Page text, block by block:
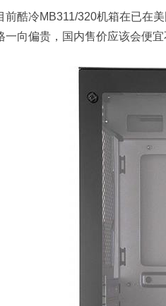
前酷冷MB311/320机箱在已在
一向偏贵，国内售价应该会便宜